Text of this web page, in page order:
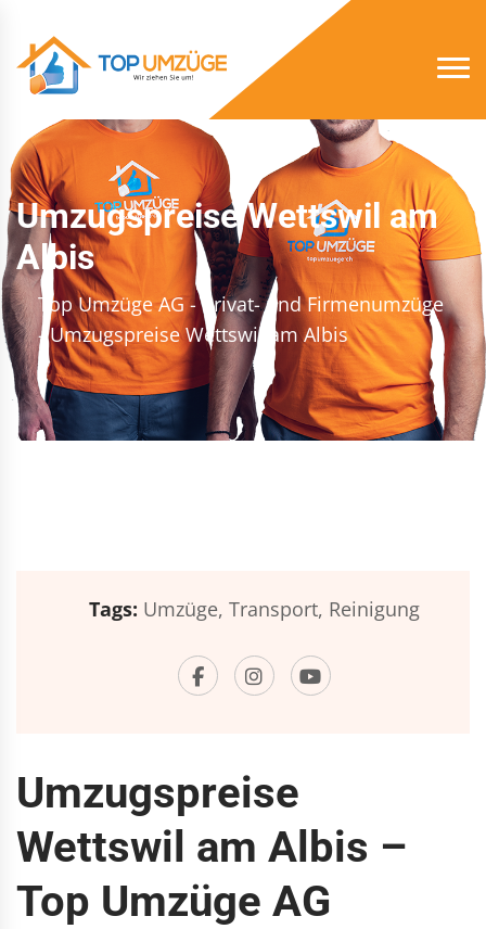
Umzugspreise Wettswil am
Albis
Top Umzüge AG - Privat- und Firmenumzüge
- Umzugspreise Wettswil am Albis
Tags: Umzüge, Transport, Reinigung
Umzugspreise
Wettswil am Albis –
Top Umzüge AG